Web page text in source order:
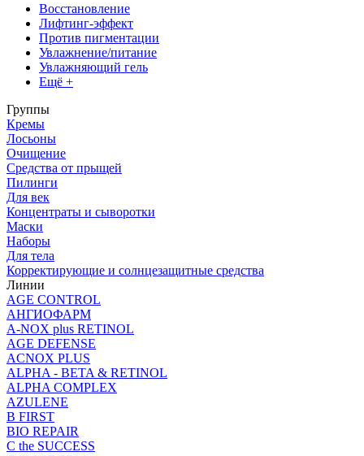
Восстановление
Лифтинг-эффект
Против пигментации
Увлажнение/питание
Увлажняющий гель
Ещё +
Группы
Кремы
Лосьоны
Очищение
Средства от прыщей
Пилинги
Для век
Концентраты и сыворотки
Маски
Наборы
Для тела
Корректирующие и солнцезащитные средства
Линии
AGE CONTROL
АНГИОФАРМ
A-NOX plus RETINOL
AGE DEFENSE
ACNOX PLUS
ALPHA - BETA & RETINOL
ALPHA COMPLEX
AZULENE
B FIRST
BIO REPAIR
C the SUCCESS